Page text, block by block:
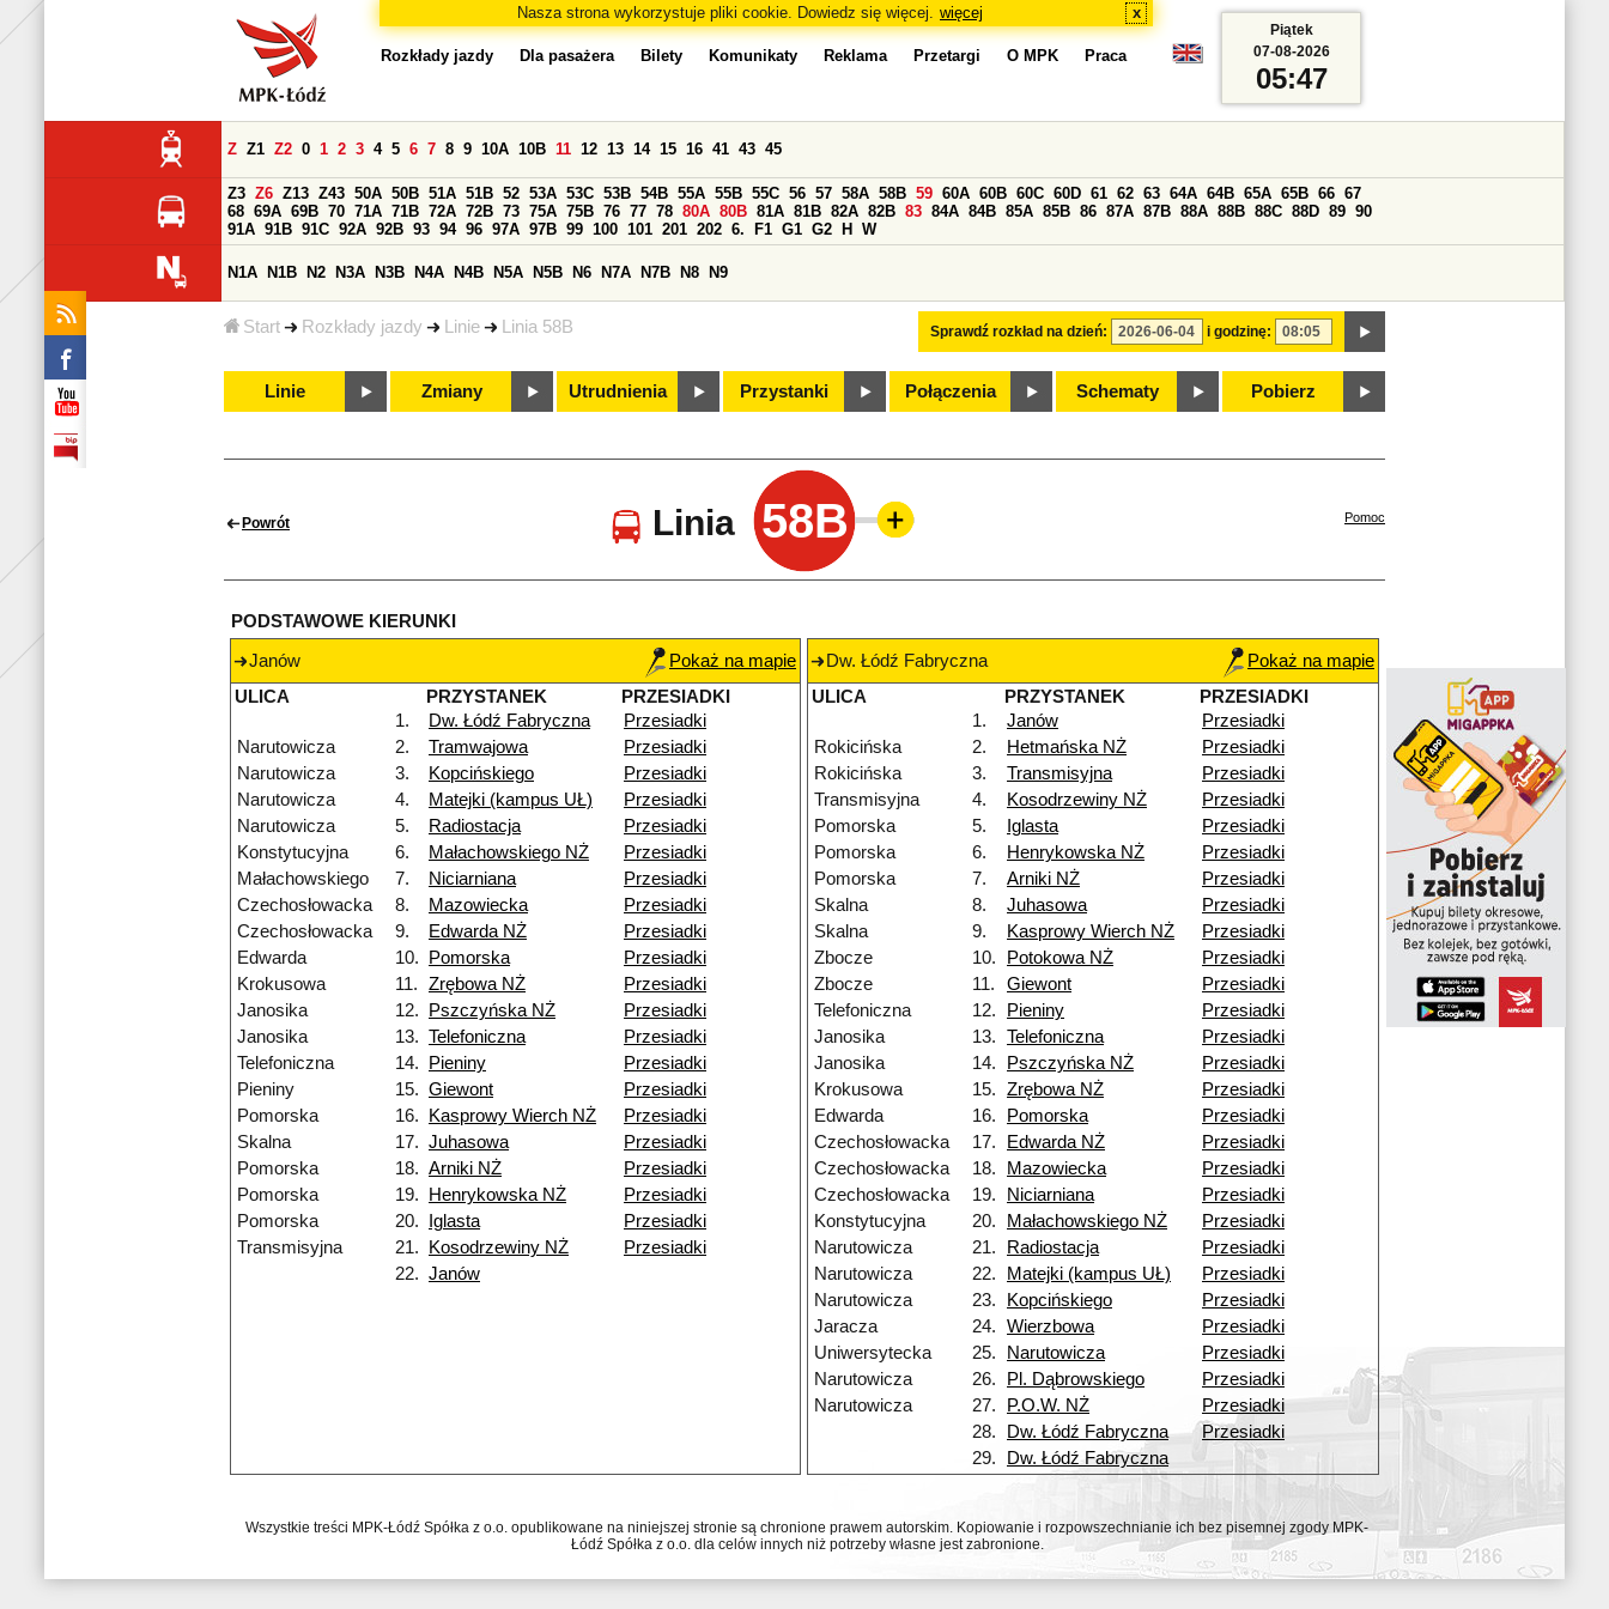
Nasza strona wykorzystuje pliki cookie. Dowiedz się więcej. więcej x
Start Rozkłady jazdy Linie Linia 58B
Rozkłady jazdy Dla pasażera Bilety Komunikaty Reklama Przetargi O MPK Praca
Sprawdź rozkład na dzień: i godzinę:
Z Z1 Z2 0 1 2 3 4 5 6 7 8 9 10A 10B 11 12 13 14 15 16 41 43 45
Z3 Z6 Z13 Z43 50A 50B 51A 51B 52 53A 53C 53B 54B 55A 55B 55C 56 57 58A 58B 59 60A 60B 60C 60D 61 62 63 64A 64B 65A 65B 66 67
68 69A 69B 70 71A 71B 72A 72B 73 75A 75B 76 77 78 80A 80B 81A 81B 82A 82B 83 84A 84B 85A 85B 86 87A 87B 88A 88B 88C 88D 89 90
91A 91B 91C 92A 92B 93 94 96 97A 97B 99 100 101 201 202 6. F1 G1 G2 H W
N1A N1B N2 N3A N3B N4A N4B N5A N5B N6 N7A N7B N8 N9
Linie Zmiany Utrudnienia Przystanki Połączenia Schematy Pobierz
Piątek
07-08-2026
05:47
Powrót Linia 58B Pomoc
PODSTAWOWE KIERUNKI
Janów
Pokaż na mapie
ULICA
PRZYSTANEK
PRZESIADKI
1.
Dw. Łódź Fabryczna
Przesiadki
Narutowicza
2. Tramwajowa
Przesiadki
Narutowicza
3. Kopcińskiego
Przesiadki
Narutowicza
4. Matejki (kampus UŁ)
Przesiadki
Narutowicza
5. Radiostacja
Przesiadki
Konstytucyjna
6. Małachowskiego NŻ
Przesiadki
Małachowskiego
7. Niciarniana
Przesiadki
Czechosłowacka
8. Mazowiecka
Przesiadki
Czechosłowacka
9. Edwarda NŻ
Przesiadki
Edwarda
10. Pomorska
Przesiadki
Krokusowa
11. Zrębowa NŻ
Przesiadki
Janosika
12. Pszczyńska NŻ
Przesiadki
Janosika
13. Telefoniczna
Przesiadki
Telefoniczna
14. Pieniny
Przesiadki
Pieniny
15. Giewont
Przesiadki
Pomorska
16. Kasprowy Wierch NŻ
Przesiadki
Skalna
17. Juhasowa
Przesiadki
Pomorska
18. Arniki NŻ
Przesiadki
Pomorska
19. Henrykowska NŻ
Przesiadki
Pomorska
20. Iglasta
Przesiadki
Transmisyjna
21. Kosodrzewiny NŻ
Przesiadki
22. Janów
Dw. Łódź Fabryczna
Pokaż na mapie
ULICA
PRZYSTANEK
PRZESIADKI
1.
Janów
Przesiadki
Rokicińska
2. Hetmańska NŻ
Przesiadki
Rokicińska
3. Transmisyjna
Przesiadki
Transmisyjna
4. Kosodrzewiny NŻ
Przesiadki
Pomorska
5. Iglasta
Przesiadki
Pomorska
6. Henrykowska NŻ
Przesiadki
Pomorska
7. Arniki NŻ
Przesiadki
Skalna
8. Juhasowa
Przesiadki
Skalna
9. Kasprowy Wierch NŻ
Przesiadki
Zbocze
10. Potokowa NŻ
Przesiadki
Zbocze
11. Giewont
Przesiadki
Telefoniczna
12. Pieniny
Przesiadki
Janosika
13. Telefoniczna
Przesiadki
Janosika
14. Pszczyńska NŻ
Przesiadki
Krokusowa
15. Zrębowa NŻ
Przesiadki
Edwarda
16. Pomorska
Przesiadki
Czechosłowacka
17. Edwarda NŻ
Przesiadki
Czechosłowacka
18. Mazowiecka
Przesiadki
Czechosłowacka
19. Niciarniana
Przesiadki
Konstytucyjna
20. Małachowskiego NŻ
Przesiadki
Narutowicza
21. Radiostacja
Przesiadki
Narutowicza
22. Matejki (kampus UŁ)
Przesiadki
Narutowicza
23. Kopcińskiego
Przesiadki
Jaracza
24. Wierzbowa
Przesiadki
Uniwersytecka
25. Narutowicza
Przesiadki
Narutowicza
26. Pl. Dąbrowskiego
Przesiadki
Narutowicza
27. P.O.W. NŻ
Przesiadki
28.
Dw. Łódź Fabryczna
Przesiadki
29.
Dw. Łódź Fabryczna
Wszystkie treści MPK-Łódź Spółka z o.o. opublikowane na niniejszej stronie są chronione prawem autorskim. Kopiowanie i rozpowszechnianie ich bez pisemnej zgody MPK-
Łódź Spółka z o.o. dla celów innych niż potrzeby własne jest zabronione.